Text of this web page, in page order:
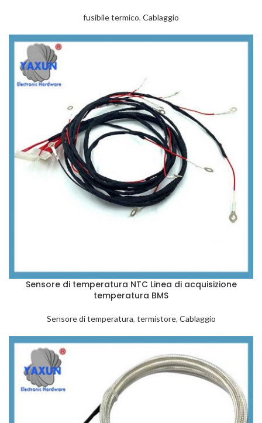
fusibile termico, Cablaggio
Sensore di temperatura NTC Linea di acquisizione
temperatura BMS
Sensore di temperatura, termistore, Cablaggio